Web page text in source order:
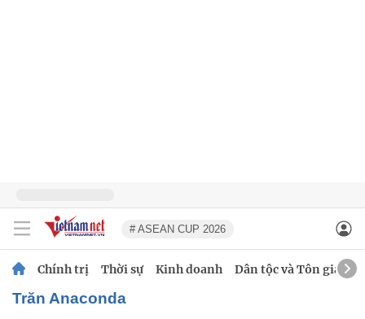
# ASEAN CUP 2026
Chính trị Thời sự Kinh doanh Dân tộc và Tôn giáo
trăn Anaconda